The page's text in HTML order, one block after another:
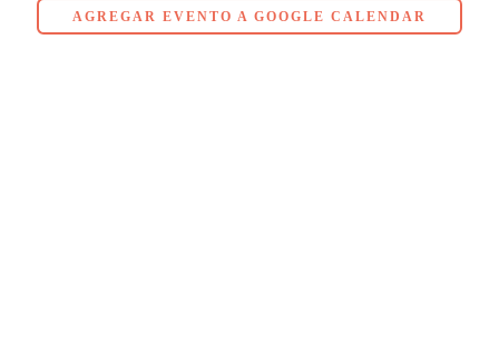
AGREGAR EVENTO A GOOGLE CALENDAR